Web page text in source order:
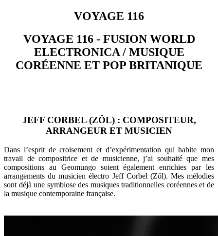
VOYAGE 116
VOYAGE 116 - FUSION WORLD
ELECTRONICA / MUSIQUE
CORÉENNE ET POP BRITANIQUE
JEFF CORBEL (ZÔL) : COMPOSITEUR,
ARRANGEUR ET MUSICIEN
Dans l’esprit de croisement et d’expérimentation qui habite mon
travail de compositrice et de musicienne, j’ai souhaité que mes
compositions au Geomungo soient également enrichies par les
arrangements du musicien électro Jeff Corbel (Zôl). Mes mélodies
sont déjà une symbiose des musiques traditionnelles coréennes et de
la musique contemporaine française.